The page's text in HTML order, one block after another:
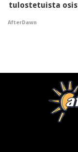
tulostetuista
AfterDawn